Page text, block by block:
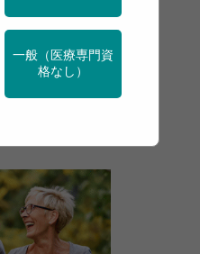
予防 メンタルヘルス
特定保健指導
一般（医療専門資
格なし）